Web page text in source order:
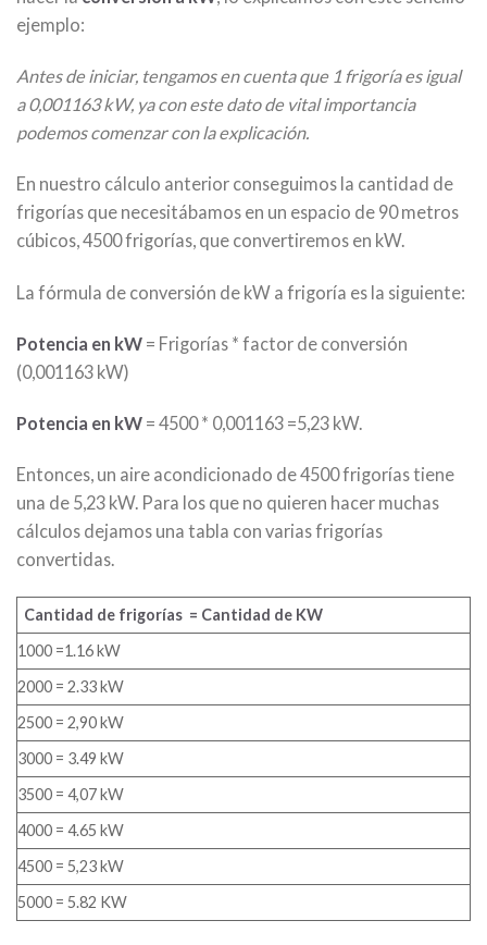
ejemplo:
Antes de iniciar, tengamos en cuenta que 1 frigoría es igual
a 0,001163 kW, ya con este dato de vital importancia
podemos comenzar con la explicación.
En nuestro cálculo anterior conseguimos la cantidad de
frigorías que necesitábamos en un espacio de 90 metros
cúbicos, 4500 frigorías, que convertiremos en kW.
La fórmula de conversión de kW a frigoría es la siguiente:
Potencia en kW = Frigorías * factor de conversión
(0,001163 kW)
Potencia en kW = 4500 * 0,001163 =5,23 kW.
Entonces, un aire acondicionado de 4500 frigorías tiene
una de 5,23 kW. Para los que no quieren hacer muchas
cálculos dejamos una tabla con varias frigorías
convertidas.
Cantidad de frigorías = Cantidad de KW
1000 =1.16 kW
2000 = 2.33 kW
2500 = 2,90 kW
3000 = 3.49 kW
3500 = 4,07 kW
4000 = 4.65 kW
4500 = 5,23 kW
5000 = 5.82 KW